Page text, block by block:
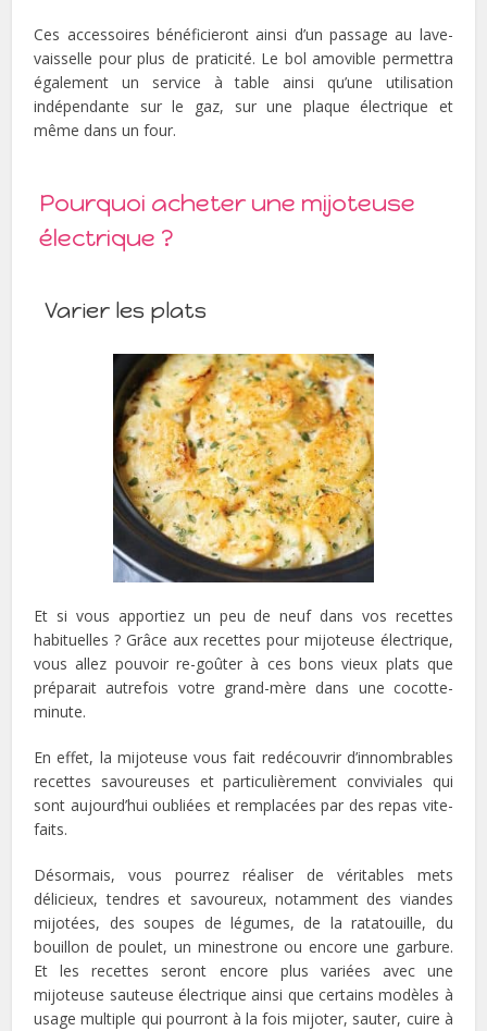
Ces accessoires bénéficieront ainsi d’un passage au lave-
vaisselle pour plus de praticité. Le bol amovible permettra
également un service à table ainsi qu’une utilisation
indépendante sur le gaz, sur une plaque électrique et
même dans un four.
Pourquoi acheter une mijoteuse
électrique ?
Varier les plats
Et si vous apportiez un peu de neuf dans vos recettes
habituelles ? Grâce aux recettes pour mijoteuse électrique,
vous allez pouvoir re-goûter à ces bons vieux plats que
préparait autrefois votre grand-mère dans une cocotte-
minute.
En effet, la mijoteuse vous fait redécouvrir d’innombrables
recettes savoureuses et particulièrement conviviales qui
sont aujourd’hui oubliées et remplacées par des repas vite-
faits.
Désormais, vous pourrez réaliser de véritables mets
délicieux, tendres et savoureux, notamment des viandes
mijotées, des soupes de légumes, de la ratatouille, du
bouillon de poulet, un minestrone ou encore une garbure.
Et les recettes seront encore plus variées avec une
mijoteuse sauteuse électrique ainsi que certains modèles à
usage multiple qui pourront à la fois mijoter, sauter, cuire à